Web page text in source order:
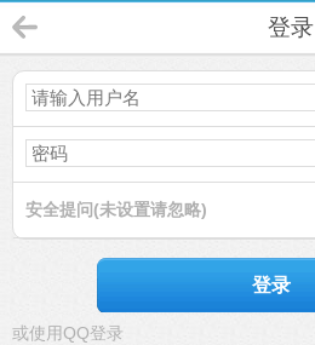
登录
安全提问(未设置请忽略)
登录
或使用QQ登录